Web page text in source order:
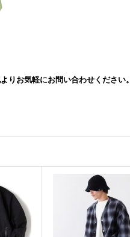
お気軽にお問い合わせください。